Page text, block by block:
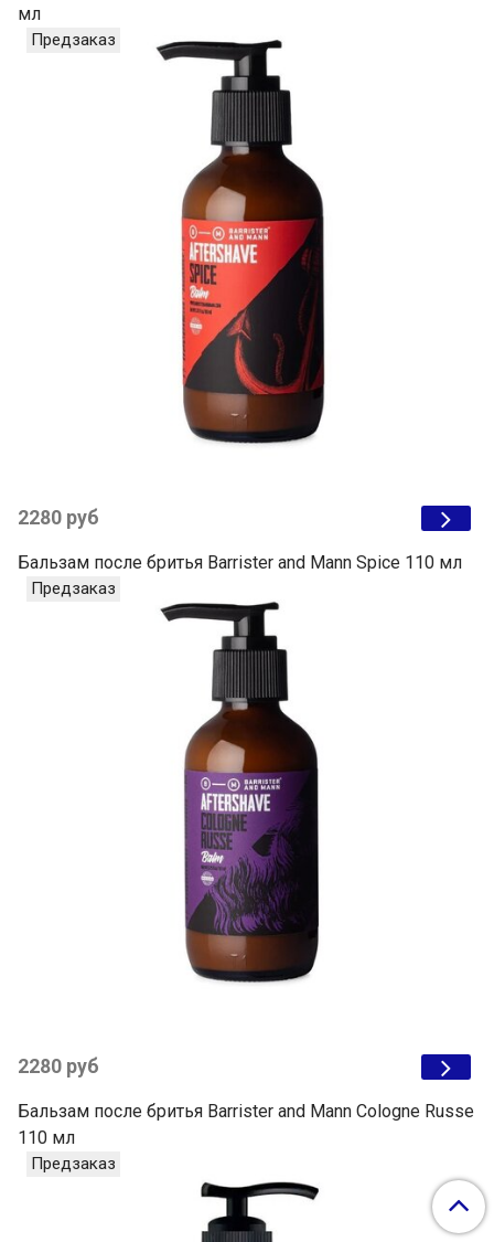
мл
Предзаказ
2280 руб
Бальзам после бритья Barrister and Mann Spice 110 мл
Предзаказ
2280 руб
Бальзам после бритья Barrister and Mann Cologne Russe
110 мл
Предзаказ